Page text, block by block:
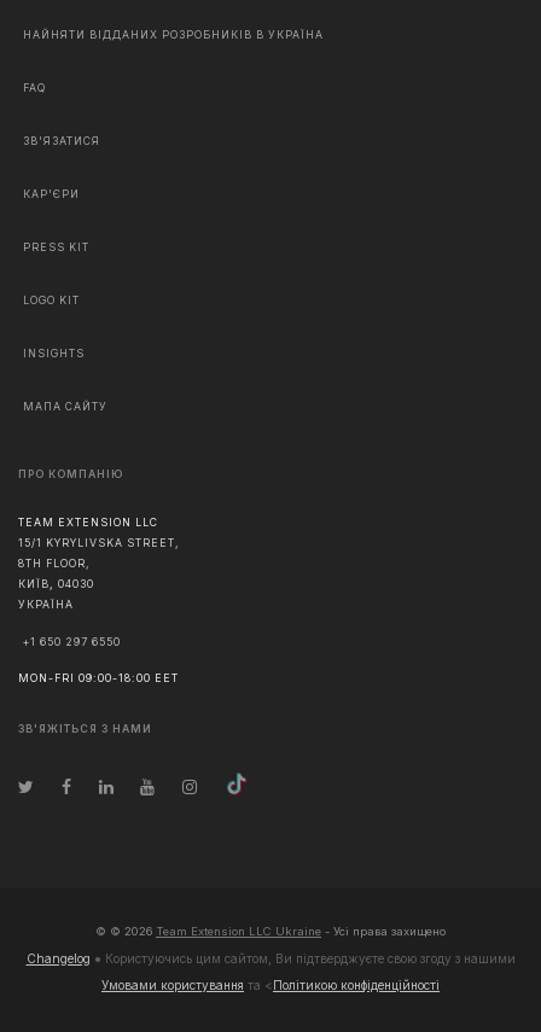
НАЙНЯТИ ВІДДАНИХ РОЗРОБНИКІВ В УКРАЇНА
FAQ
ЗВ'ЯЗАТИСЯ
КАР'ЄРИ
PRESS KIT
LOGO KIT
INSIGHTS
МАПА САЙТУ
ПРО КОМПАНІЮ
TEAM EXTENSION LLC
15/1 KYRYLIVSKA STREET,
8TH FLOOR,
КИЇВ
04030
УКРАЇНА
+1 650 297 6550
MON-FRI 09:00-18:00 EET
ЗВ'ЯЖІТЬСЯ З НАМИ
© © 2026 Team Extension LLC Ukraine - Усі права захищено
Changelog ● Користуючись цим сайтом, Ви підтверджуєте свою згоду з нашими
Умовами користування та <Політикою конфіденційності